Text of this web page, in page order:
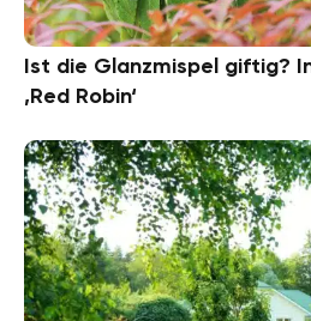
Ist die Glanzmispel giftig?
‚Red Robin‘